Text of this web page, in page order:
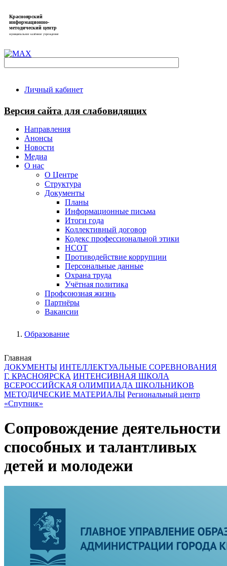
Красноярский
информационно-
методический центр
муниципальное казённое учреждение
Личный кабинет
Версия сайта для слабовидящих
Направления
Анонсы
Новости
Медиа
О нас
О Центре
Структура
Документы
Планы
Информационные письма
Итоги года
Коллективный договор
Кодекс профессиональной этики
НСОТ
Противодействие коррупции
Персональные данные
Охрана труда
Учётная политика
Профсоюзная жизнь
Партнёры
Вакансии
Образование
Главная
ДОКУМЕНТЫ ИНТЕЛЛЕКТУАЛЬНЫЕ СОРЕВНОВАНИЯ
Г. КРАСНОЯРСКА ИНТЕНСИВНАЯ ШКОЛА
ВСЕРОССИЙСКАЯ ОЛИМПИАДА ШКОЛЬНИКОВ
МЕТОДИЧЕСКИЕ МАТЕРИАЛЫ Региональный центр
«Спутник»
Сопровождение деятельности
способных и талантливых
детей и молодежи